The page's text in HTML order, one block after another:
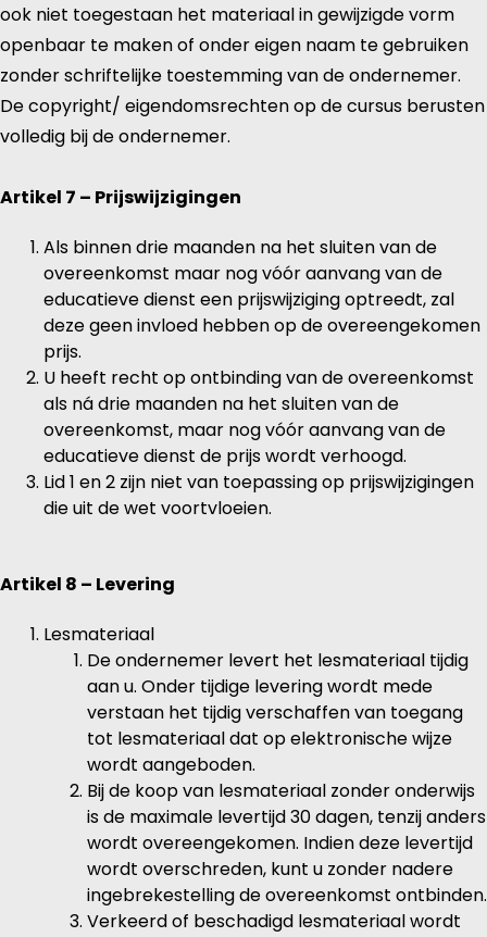
ook niet toegestaan het materiaal in gewijzigde vorm
openbaar te maken of onder eigen naam te gebruiken
zonder schriftelijke toestemming van de ondernemer.
De copyright/ eigendomsrechten op de cursus berusten
volledig bij de ondernemer.
Artikel 7 – Prijswijzigingen
Als binnen drie maanden na het sluiten van de
overeenkomst maar nog vóór aanvang van de
educatieve dienst een prijswijziging optreedt, zal
deze geen invloed hebben op de overeengekomen
prijs.
U heeft recht op ontbinding van de overeenkomst
als ná drie maanden na het sluiten van de
overeenkomst, maar nog vóór aanvang van de
educatieve dienst de prijs wordt verhoogd.
Lid 1 en 2 zijn niet van toepassing op prijswijzigingen
die uit de wet voortvloeien.
Artikel 8 – Levering
Lesmateriaal
De ondernemer levert het lesmateriaal tijdig
aan u. Onder tijdige levering wordt mede
verstaan het tijdig verschaffen van toegang
tot lesmateriaal dat op elektronische wijze
wordt aangeboden.
Bij de koop van lesmateriaal zonder onderwijs
is de maximale levertijd 30 dagen, tenzij anders
wordt overeengekomen. Indien deze levertijd
wordt overschreden, kunt u zonder nadere
ingebrekestelling de overeenkomst ontbinden.
Verkeerd of beschadigd lesmateriaal wordt